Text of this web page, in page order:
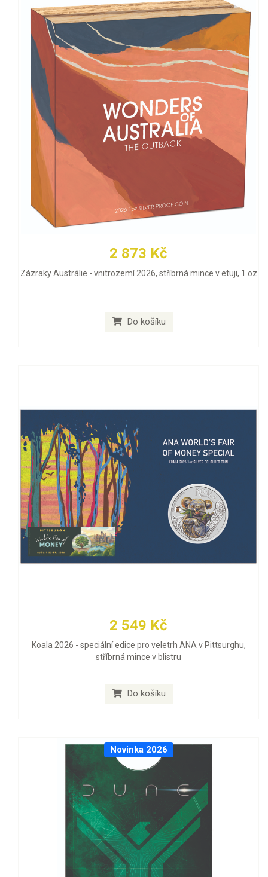
2 873 Kč
Zázraky Austrálie - vnitrozemí 2026, stříbrná mince v etuji, 1 oz
Do košíku
2 549 Kč
Koala 2026 - speciální edice pro veletrh ANA v Pittsurghu,
stříbrná mince v blistru
Do košíku
Novinka 2026